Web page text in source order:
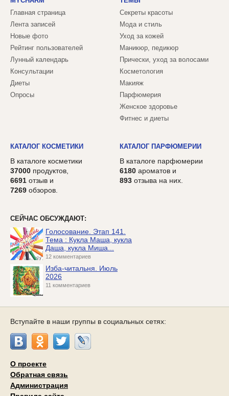
Главная страница
Лента записей
Новые фото
Рейтинг пользователей
Лунный календарь
Консультации
Диеты
Опросы
Секреты красоты
Мода и стиль
Уход за кожей
Маникюр, педикюр
Прически, уход за волосами
Косметология
Макияж
Парфюмерия
Женское здоровье
Фитнес и диеты
КАТАЛОГ КОСМЕТИКИ
В каталоге косметики
37000 продуктов,
6691 отзыв и
7269 обзоров.
КАТАЛОГ ПАРФЮМЕРИИ
В каталоге парфюмерии
6180 ароматов и
893 отзыва на них.
СЕЙЧАС ОБСУЖДАЮТ:
Голосование. Этап 141.
Тема : Кукла Маша, кукла
Даша, кукла Миша...
12 комментариев
Изба-читальня. Июль
2026
11 комментариев
Вступайте в наши группы в социальных сетях:
О проекте
Обратная связь
Администрация